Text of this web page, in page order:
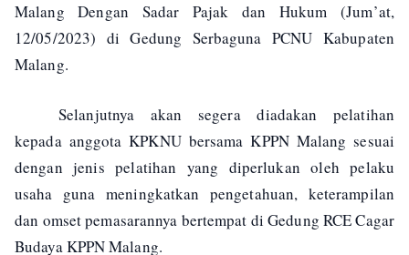
Malang Dengan Sadar Pajak dan Hukum (Jum’at,
12/05/2023) di Gedung Serbaguna PCNU Kabupaten
Malang.
Selanjutnya akan segera diadakan pelatihan
kepada anggota KPKNU bersama KPPN Malang sesuai
dengan jenis pelatihan yang diperlukan oleh pelaku
usaha guna meningkatkan pengetahuan, keterampilan
dan omset pemasarannya bertempat di Gedung RCE Cagar
Budaya KPPN Malang.